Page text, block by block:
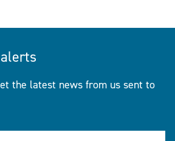
the latest news from us sent to